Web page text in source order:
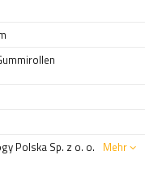
Polska Sp. z o. o. Mehr